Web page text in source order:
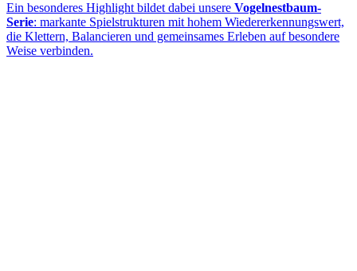
Ein besonderes Highlight bildet dabei unsere Vogelnestbaum-
Serie: markante Spielstrukturen mit hohem Wiedererkennungswert,
die Klettern, Balancieren und gemeinsames Erleben auf besondere
Weise verbinden.